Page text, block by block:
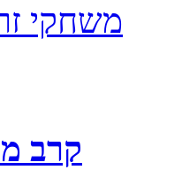
משחקי
קרב